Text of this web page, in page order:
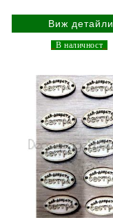
Виж детайли
В наличност